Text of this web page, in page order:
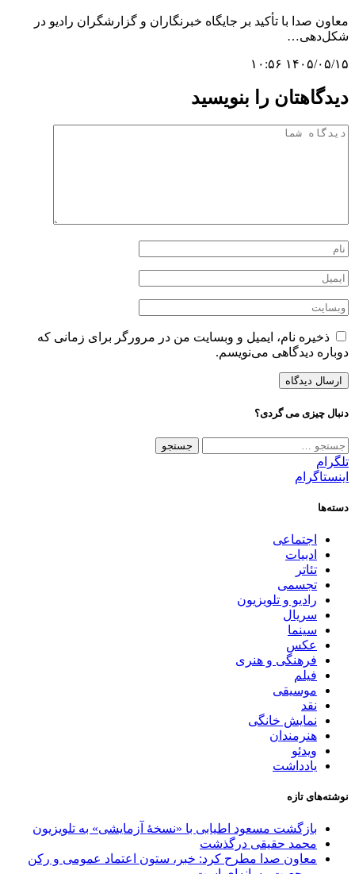
معاون صدا با تأکید بر جایگاه خبرنگاران و گزارشگران رادیو در
شکل‌دهی…
۱۴۰۵/۰۵/۱۵ ۱۰:۵۶
دیدگاهتان را بنویسید
ذخیره نام، ایمیل و وبسایت من در مرورگر برای زمانی که
دوباره دیدگاهی می‌نویسم.
دنبال چیزی می گردی؟
جستجو
برای:
تلگرام
اینستاگرام
دسته‌ها
اجتماعی
ادبیات
تئاتر
تجسمی
رادیو و تلویزیون
سریال
سینما
عکس
فرهنگی و هنری
فیلم
موسیقی
نقد
نمایش خانگی
هنرمندان
ویدئو
یادداشت
نوشته‌های تازه
بازگشت مسعود اطیابی با «نسخهٔ آزمایشی» به تلویزیون
محمد حقیقی درگذشت
معاون صدا مطرح کرد: خبر، ستون اعتماد عمومی و رکن